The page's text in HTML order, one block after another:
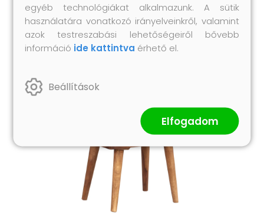
Hasonló termékek
egyéb technológiákat alkalmazunk. A sütik
használatára vonatkozó irányelveinkről, valamint
azok testreszabási lehetőségeiről bővebb
információ ide kattintva érhető el.
Beállítások
Elfogadom